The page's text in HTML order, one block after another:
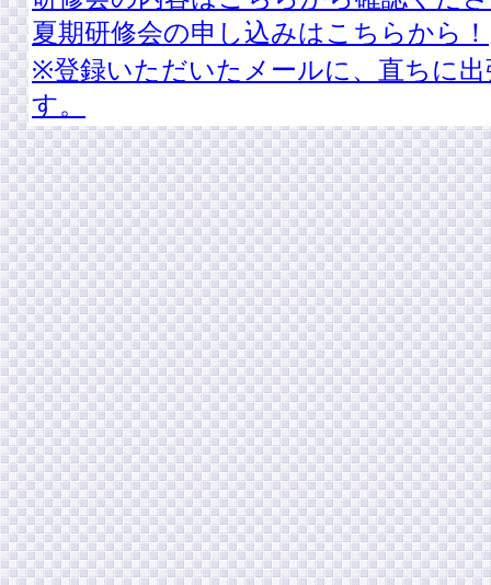
夏期研修会の申し込みはこちらから！
※登録いただいたメールに、直ちに
す。